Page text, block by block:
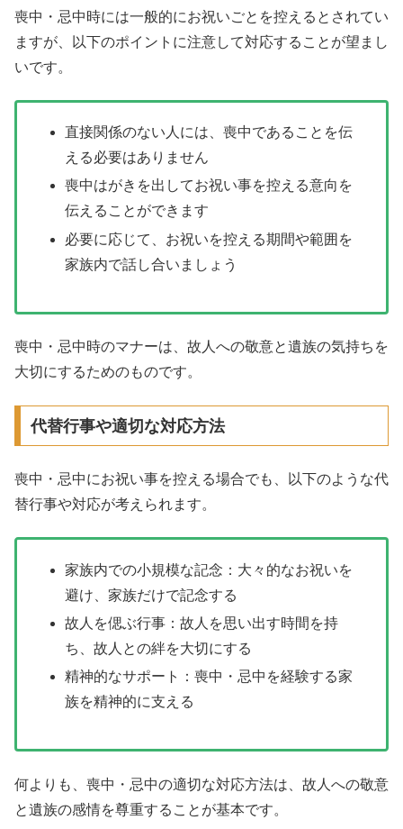
喪中・忌中時には一般的にお祝いごとを控えるとされてい
ますが、以下のポイントに注意して対応することが望まし
いです。
直接関係のない人には、喪中であることを伝
える必要はありません
喪中はがきを出してお祝い事を控える意向を
伝えることができます
必要に応じて、お祝いを控える期間や範囲を
家族内で話し合いましょう
喪中・忌中時のマナーは、故人への敬意と遺族の気持ちを
大切にするためのものです。
代替行事や適切な対応方法
喪中・忌中にお祝い事を控える場合でも、以下のような代
替行事や対応が考えられます。
家族内での小規模な記念：大々的なお祝いを
避け、家族だけで記念する
故人を偲ぶ行事：故人を思い出す時間を持
ち、故人との絆を大切にする
精神的なサポート：喪中・忌中を経験する家
族を精神的に支える
何よりも、喪中・忌中の適切な対応方法は、故人への敬意
と遺族の感情を尊重することが基本です。